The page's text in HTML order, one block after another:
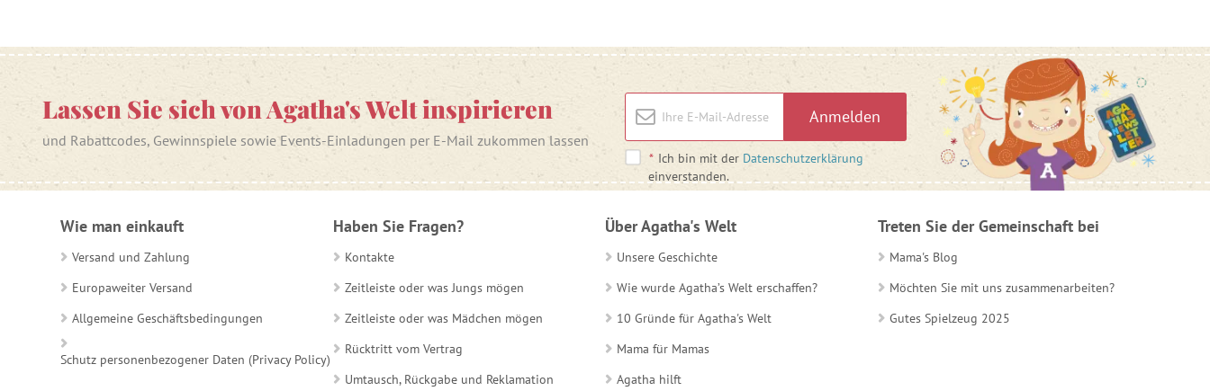
Lassen Sie sich von Agatha's Welt inspirieren
und Rabattcodes, Gewinnspiele sowie Events-Einladungen per E-Mail zukommen lassen
Anmelden
* Ich bin mit der Datenschutzerklärung
einverstanden.
Wie man einkauft
Versand und Zahlung
Europaweiter Versand
Allgemeine Geschäftsbedingungen
Schutz personenbezogener Daten (Privacy Policy)
Haben Sie Fragen?
Kontakte
Zeitleiste oder was Jungs mögen
Zeitleiste oder was Mädchen mögen
Rücktritt vom Vertrag
Umtausch, Rückgabe und Reklamation
Über Agatha's Welt
Unsere Geschichte
Wie wurde Agatha’s Welt erschaffen?
10 Gründe für Agatha's Welt
Mama für Mamas
Agatha hilft
Treten Sie der Gemeinschaft bei
Mama's Blog
Möchten Sie mit uns zusammenarbeiten?
Gutes Spielzeug 2025